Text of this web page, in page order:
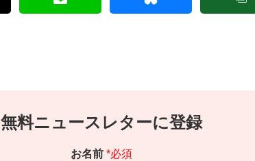
無料ニュースレターに登録
お名前 *必須